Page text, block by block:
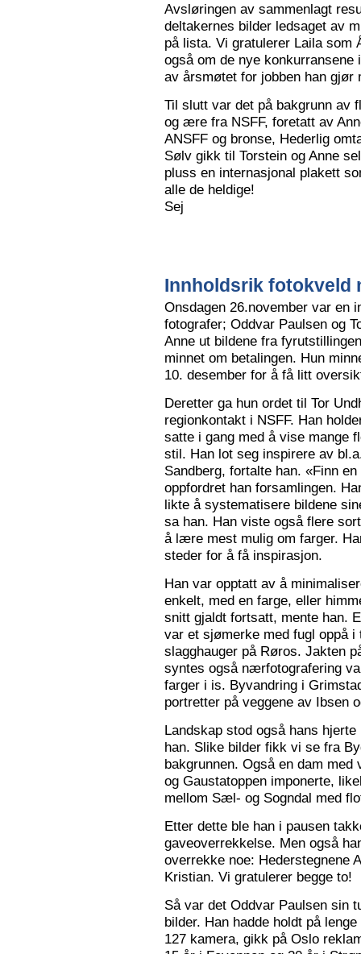
Avsløringen av sammenlagt
deltakernes bilder ledsaget av
på lista. Vi gratulerer Laila som
også om de nye
av årsmøtet for jobben han gjør
Til slutt var det på bakgrunn av
og ære fra NSFF, foretatt av
ANSFF og bronse, Hederlig
Sølv gikk til Torstein og Anne
pluss en internasjonal plakett
alle de heldige!
Sej
Innholdsrik fotokveld
Onsdagen 26.november var en
fotografer; Oddvar Paulsen og
Anne ut bildene fra
minnet om betalingen. Hun
10. desember for å få litt
Deretter ga hun ordet til Tor
regionkontakt i NSFF. Han
satte i gang med å vise mange
stil. Han lot seg inspirere av
Sandberg, fortalte han. «Finn
oppfordret han forsamlingen.
likte å systematisere bildene
sa han. Han viste også flere
å lære mest mulig om farger.
steder for å få inspirasjon.
Han var opptatt av å
enkelt, med en farge, eller
snitt gjaldt fortsatt, mente han.
var et sjømerke med fugl oppå
slagghauger på Røros. Jakten
syntes også nærfotografering
farger i is. Byvandring i
portretter på veggene av Ibsen
Landskap stod også hans
han. Slike bilder fikk vi se fra
bakgrunnen. Også en dam
og Gaustatoppen imponerte,
mellom Sæl- og Sogndal med
Etter dette ble han i pausen
gaveoverrekkelse. Men også
overrekke noe: Hederstegnene
Kristian. Vi gratulerer begge to!
Så var det Oddvar Paulsen sin
bilder. Han hadde holdt på
127 kamera, gikk på Oslo